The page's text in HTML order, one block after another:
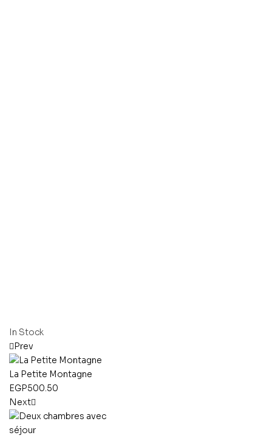
In Stock
Prev
La Petite Montagne
EGP500.50
Next